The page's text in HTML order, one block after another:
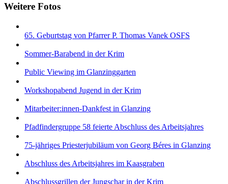
Weitere Fotos
65. Geburtstag von Pfarrer P. Thomas Vanek OSFS
Sommer-Barabend in der Krim
Public Viewing im Glanzinggarten
Workshopabend Jugend in der Krim
Mitarbeiter:innen-Dankfest in Glanzing
Pfadfindergruppe 58 feierte Abschluss des Arbeitsjahres
75-jähriges Priesterjubiläum von Georg Béres in Glanzing
Abschluss des Arbeitsjahres im Kaasgraben
Abschlussgrillen der Jungschar in der Krim